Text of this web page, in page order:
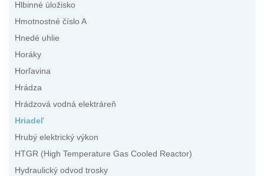
Hlbinné úložisko
Hmotnostné číslo A
Hnedé uhlie
Horáky
Horľavina
Hrádza
Hrádzová vodná elektráreň
Hriadeľ
Hrubý elektrický výkon
HTGR (High Temperature Gas Cooled Reactor)
Hydraulický odvod trosky